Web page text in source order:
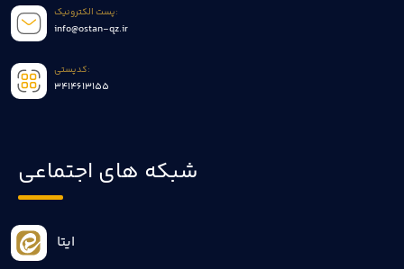
پست الکترونیک:
info@ostan-qz.ir
کدپستی:
3414613155
شبکه های اجتماعی
ایتا